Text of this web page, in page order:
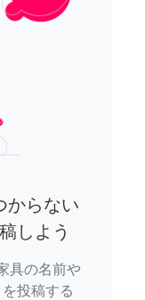
からない
しよう
具の名前や
投稿する